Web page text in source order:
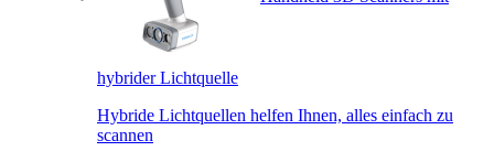
hybrider Lichtquelle
Hybride Lichtquellen helfen Ihnen, alles einfach zu
scannen